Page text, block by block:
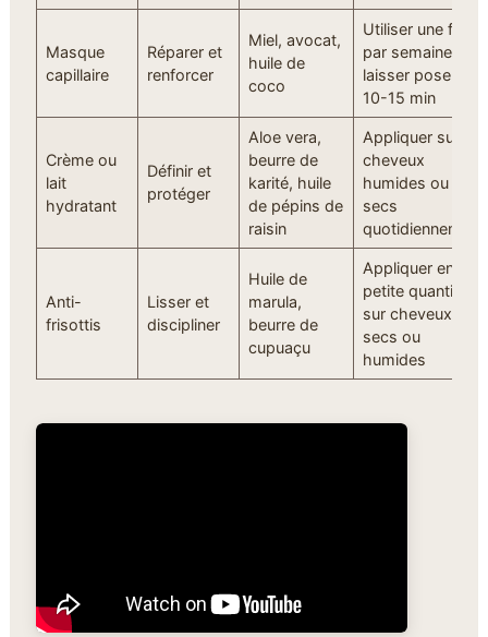
Masque
capillaire
Réparer et
renforcer
Miel, avocat,
huile de
coco
Utiliser une fois
par semaine,
laisser poser
10-15 min
Crème ou
lait
hydratant
Définir et
protéger
Aloe vera,
beurre de
karité, huile
de pépins de
raisin
Appliquer sur
cheveux
humides ou
secs
quotidiennement
Anti-
frisottis
Lisser et
discipliner
Huile de
marula,
beurre de
cupuaçu
Appliquer en
petite quantité
sur cheveux
secs ou
humides